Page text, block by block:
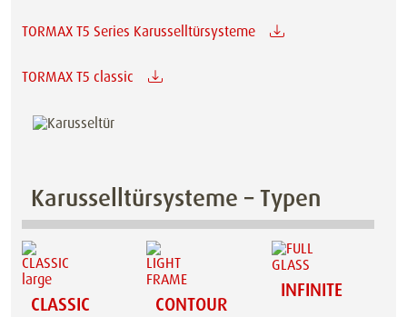
TORMAX T5 Series Karusselltürsysteme
TORMAX T5 classic
Karusselltürsysteme – Typen
CLASSIC CONTOUR
INFINITE